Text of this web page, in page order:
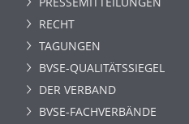
RECHT
TAGUNGEN
BVSE-QUALITÄTSSIEGEL
DER VERBAND
BVSE-FACHVERBÄNDE